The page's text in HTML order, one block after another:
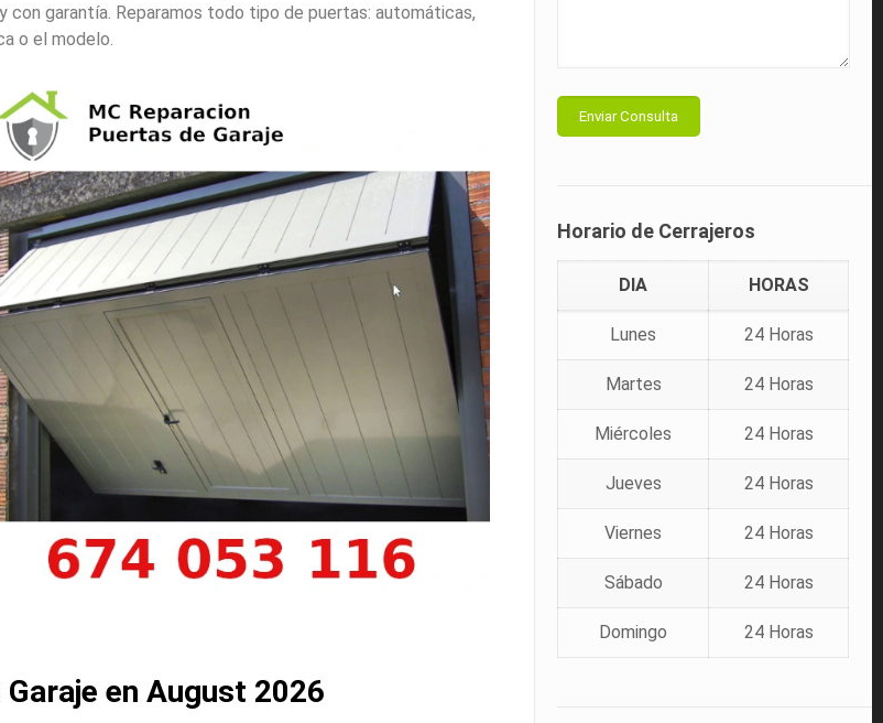
con garantía. Reparamos todo tipo de puertas: automáticas,
o el modelo.
en August 2026
Horario de Cerrajeros
DIA HORAS
Lunes 24 Horas
Martes 24 Horas
Miércoles 24 Horas
Jueves 24 Horas
Viernes 24 Horas
Sábado 24 Horas
Domingo 24 Horas